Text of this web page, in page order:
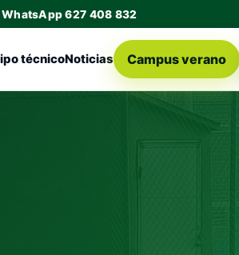
627 408 832
técnicoNoticias Campus verano